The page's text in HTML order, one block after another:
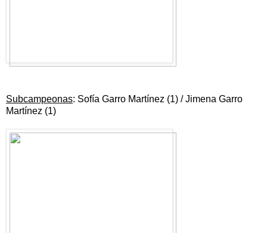
Subcampeonas: Sofía Garro Martínez (1) / Jimena Garro
Martínez (1)